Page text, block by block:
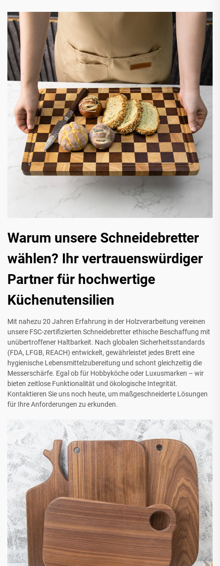
Warum unsere Schneidebretter
wählen? Ihr vertrauenswürdiger
Partner für hochwertige
Küchenutensilien
Mit nahezu 20 Jahren Erfahrung in der Holzverarbeitung vereinen
unsere FSC-zertifizierten Schneidebretter ethische Beschaffung mit
unübertroffener Haltbarkeit. Nach globalen Sicherheitsstandards
(FDA, LFGB, REACH) entwickelt, gewährleistet jedes Brett eine
hygienische Lebensmittelzubereitung und schont gleichzeitig die
Messerschärfe. Egal ob für Hobbyköche oder Luxusmarken – wir
bieten zeitlose Funktionalität und ökologische Integrität.
Kontaktieren Sie uns noch heute, um maßgeschneiderte Lösungen
für Ihre Anforderungen zu erkunden.